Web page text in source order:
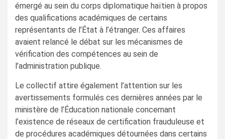
émergé au sein du corps diplomatique haïtien à propos
des qualifications académiques de certains
représentants de l’État à l’étranger. Ces affaires
avaient relancé le débat sur les mécanismes de
vérification des compétences au sein de
l’administration publique.
Le collectif attire également l’attention sur les
avertissements formulés ces dernières années par le
ministère de l’Éducation nationale concernant
l’existence de réseaux de certification frauduleuse et
de procédures académiques détournées dans certains